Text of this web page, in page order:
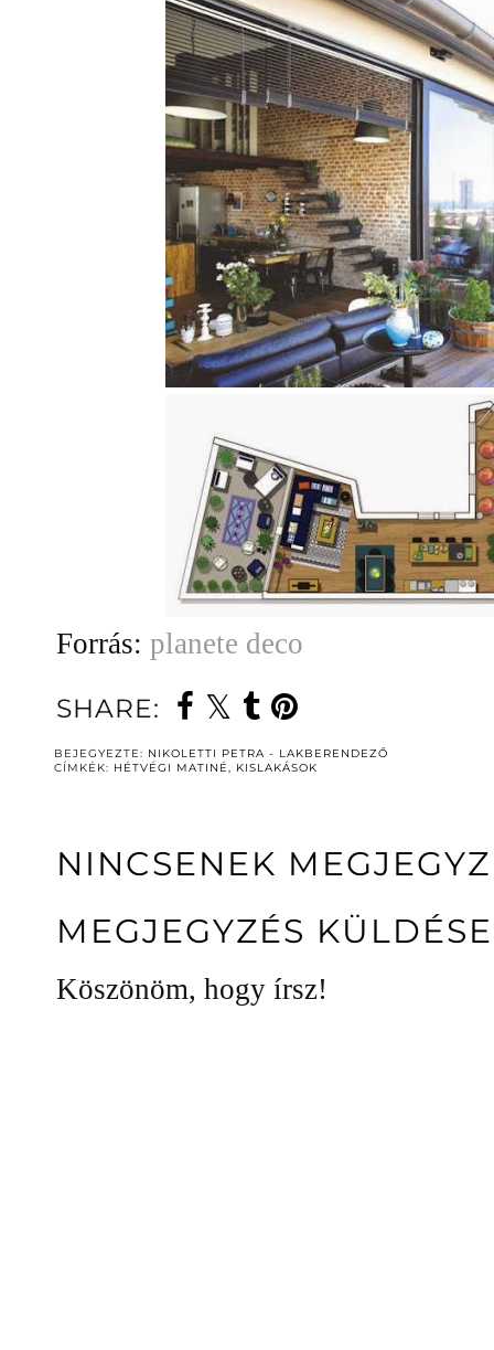
Forrás: planete deco
SHARE:
BEJEGYEZTE: NIKOLETTI PETRA - LAKBERENDEZŐ
CÍMKÉK: HÉTVÉGI MATINÉ, KISLAKÁSOK
NINCSENEK
MEGJEGYZÉS KÜLDÉSE
Köszönöm, hogy írsz!